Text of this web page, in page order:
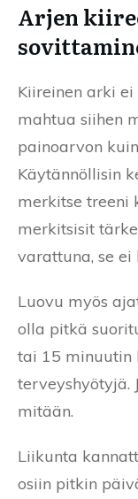
Arjen
Kiireinen arki
mahtua siihen
painoarvon
Käytännöllisin
merkitse treeni
merkitsisit
varattuna, se
Luovu myös
olla pitkä
tai 15 minuutin
terveyshyötyjä.
mitään.
Liikunta
osiin pitkin